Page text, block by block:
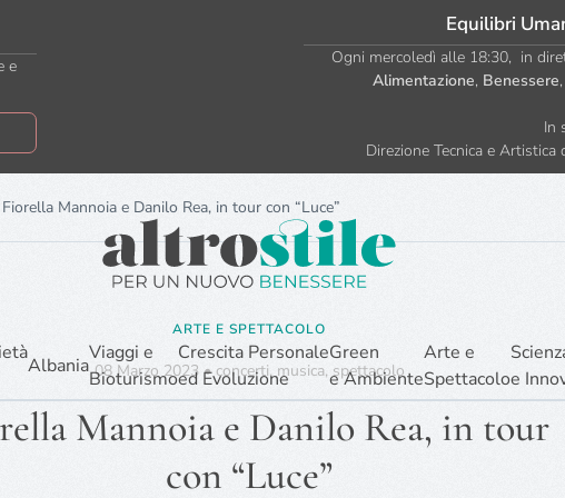
e
Equilibri
Ogni mercoledì alle 18:30, in
Alimentazione, Benessere,
In
Direzione Tecnica e Artistica
Albania
Viaggi e
Bioturismo
Crescita Personale
ed Evoluzione
Green
e Ambiente
Arte e
Spettacoloe
Fiorella Mannoia e Danilo Rea, in tour con “Luce”
ARTE E SPETTACOLO
08 Marzo 2023 •concerti, musica, spettacolo
Mannoia e Danilo Rea, in tour
con “Luce”